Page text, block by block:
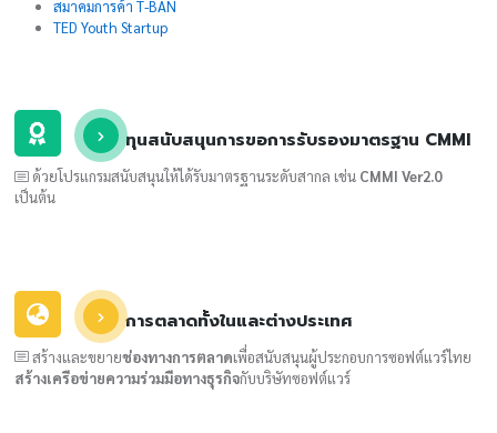
สมาคมการค้า T-BAN
TED Youth Startup
ทุนสนับสนุนการขอการรับรองมาตรฐาน CMMI
ด้วยโปรแกรมสนับสนุนให้ได้รับมาตรฐานระดับสากล เช่น CMMI Ver2.0
เป็นต้น
การตลาดทั้งในและต่างประเทศ
สร้างและขยายช่องทางการตลาดเพื่อสนับสนุนผู้ประกอบการซอฟต์แวร์ไทย
สร้างเครือข่ายความร่วมมือทางธุรกิจกับบริษัทซอฟต์แวร์